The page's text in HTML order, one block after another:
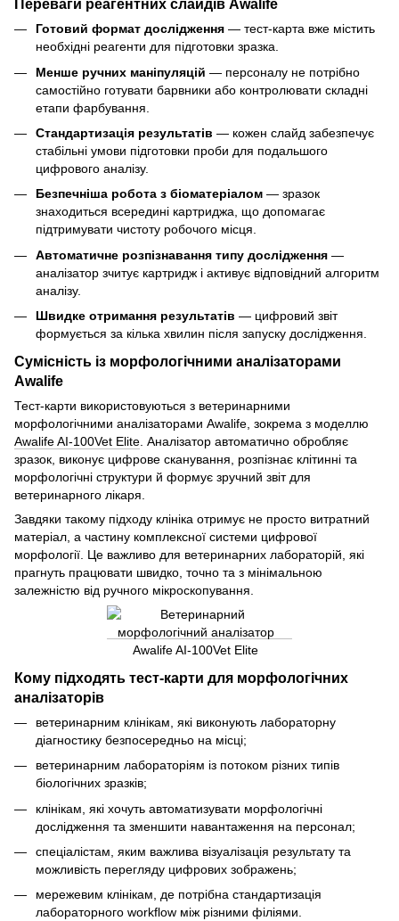
Переваги реагентних слайдів Awalife
Готовий формат дослідження — тест-карта вже містить
необхідні реагенти для підготовки зразка.
Менше ручних маніпуляцій — персоналу не потрібно
самостійно готувати барвники або контролювати складні
етапи фарбування.
Стандартизація результатів — кожен слайд забезпечує
стабільні умови підготовки проби для подальшого
цифрового аналізу.
Безпечніша робота з біоматеріалом — зразок
знаходиться всередині картриджа, що допомагає
підтримувати чистоту робочого місця.
Автоматичне розпізнавання типу дослідження —
аналізатор зчитує картридж і активує відповідний алгоритм
аналізу.
Швидке отримання результатів — цифровий звіт
формується за кілька хвилин після запуску дослідження.
Сумісність із морфологічними аналізаторами
Awalife
Тест-карти використовуються з ветеринарними
морфологічними аналізаторами Awalife, зокрема з моделлю
Awalife AI-100Vet Elite . Аналізатор автоматично обробляє
зразок, виконує цифрове сканування, розпізнає клітинні та
морфологічні структури й формує зручний звіт для
ветеринарного лікаря.
Завдяки такому підходу клініка отримує не просто витратний
матеріал, а частину комплексної системи цифрової
морфології. Це важливо для ветеринарних лабораторій, які
прагнуть працювати швидко, точно та з мінімальною
залежністю від ручного мікроскопування.
Кому підходять тест-карти для морфологічних
аналізаторів
ветеринарним клінікам, які виконують лабораторну
діагностику безпосередньо на місці;
ветеринарним лабораторіям із потоком різних типів
біологічних зразків;
клінікам, які хочуть автоматизувати морфологічні
дослідження та зменшити навантаження на персонал;
спеціалістам, яким важлива візуалізація результату та
можливість перегляду цифрових зображень;
мережевим клінікам, де потрібна стандартизація
лабораторного workflow між різними філіями.